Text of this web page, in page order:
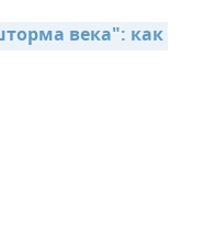
века": как